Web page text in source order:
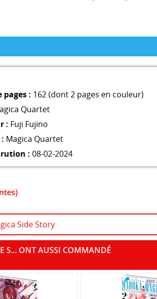
pages : 162 (dont 2 pages en couleur)
Quartet
: Fuji Fujino
Magica Quartet
: 08-02-2024
Side Story
S... ONT AUSSI COMMANDÉ